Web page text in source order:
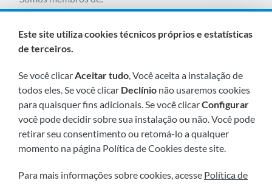
Visite-nos em breve em:
Este site utiliza cookies técnicos próprios e estatísticas
de terceiros.
Se você clicarAceitar tudo, Você aceita a instalação de
todos eles. Se você clicar Declínio não usaremos cookies
para quaisquer fins adicionais. Se você clicarConfigurar
você pode decidir sobre sua instalação ou não. Você pode
retirar seu consentimento ou retomá-lo a qualquer
momento na página Política de Cookies deste site.
Para mais informações sobre cookies, acesse Política de